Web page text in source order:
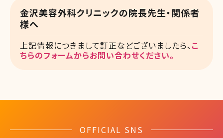
金沢美容外科クリニックの院長先生・関係者
様へ
上記情報につきまして訂正などございましたら、こ
ちらのフォームからお問い合わせください。
OFFICIAL SNS